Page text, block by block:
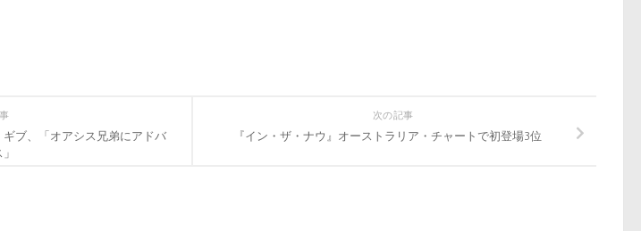
次の記事
『イン・ザ・ナウ』オーストラリア・チャートで初登場3位
ギブ、「オアシス兄弟にアドバ